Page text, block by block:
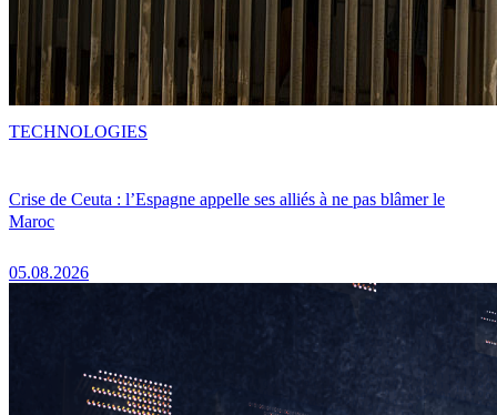
Crise de Ceuta : l’Espagne appelle ses alliés à ne pas blâmer le
Maroc
05.08.2026
TECHNOLOGIES